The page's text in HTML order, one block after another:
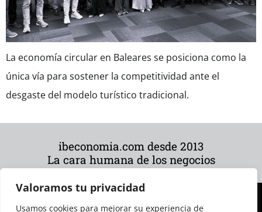
Valoramos tu privacidad
Usamos cookies para mejorar su experiencia de
La economía circular en Baleares se posiciona como la
única vía para sostener la competitividad ante el
desgaste del modelo turístico tradicional.
ibeconomia.com desde 2013
La cara humana de los negocios